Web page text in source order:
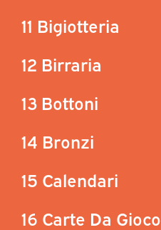
11 Bigiotteria
12 Birraria
13 Bottoni
14 Bronzi
15 Calendari
16 Carte Da Gioco